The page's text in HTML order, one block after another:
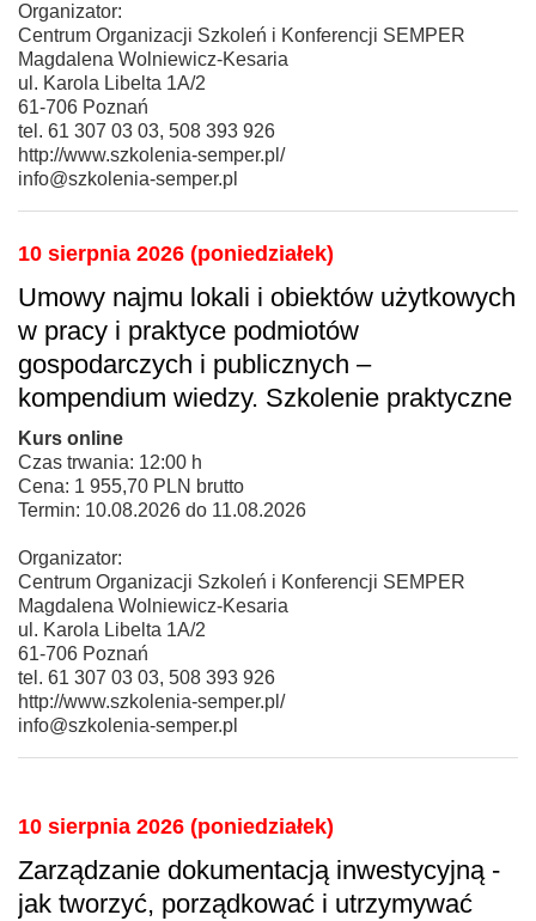
Organizator:
Centrum Organizacji Szkoleń i Konferencji SEMPER
Magdalena Wolniewicz-Kesaria
ul. Karola Libelta 1A/2
61-706 Poznań
tel. 61 307 03 03, 508 393 926
http://www.szkolenia-semper.pl/
info@szkolenia-semper.pl
10 sierpnia 2026 (poniedziałek)
Umowy najmu lokali i obiektów użytkowych
w pracy i praktyce podmiotów
gospodarczych i publicznych –
kompendium wiedzy. Szkolenie praktyczne
Kurs online
Czas trwania: 12:00 h
Cena: 1 955,70 PLN brutto
Termin: 10.08.2026 do 11.08.2026
Organizator:
Centrum Organizacji Szkoleń i Konferencji SEMPER
Magdalena Wolniewicz-Kesaria
ul. Karola Libelta 1A/2
61-706 Poznań
tel. 61 307 03 03, 508 393 926
http://www.szkolenia-semper.pl/
info@szkolenia-semper.pl
10 sierpnia 2026 (poniedziałek)
Zarządzanie dokumentacją inwestycyjną -
jak tworzyć, porządkować i utrzymywać